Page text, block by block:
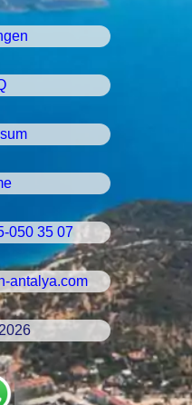
050 35 07
antalya.com